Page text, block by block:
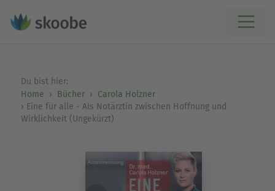
Du bist hier:
Home
Bücher
Carola Holzner
Eine für alle - Als Notärztin zwischen Hoffnung und
Wirklichkeit (Ungekürzt)